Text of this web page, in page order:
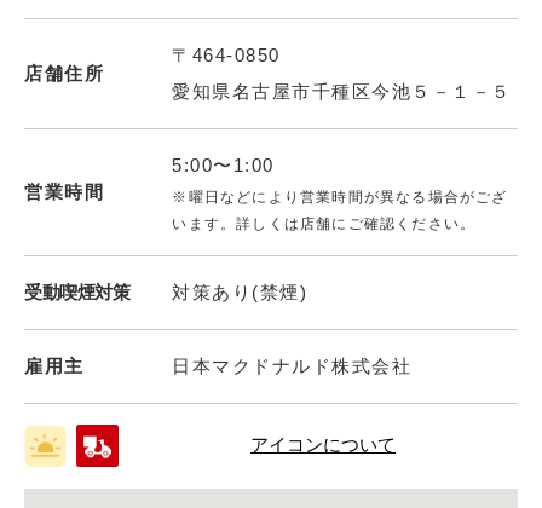
店舗住所
〒464-0850
愛知県名古屋市千種区今池５－１－５
営業時間
5:00〜1:00
※曜日などにより営業時間が異なる場合がござ
います。詳しくは店舗にご確認ください。
受動喫煙対策 対策あり(禁煙)
雇用主 日本マクドナルド株式会社
アイコンについて